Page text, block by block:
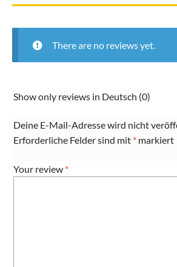
There are no reviews yet.
Show only reviews in Deutsch (0)
Deine E-Mail-Adresse wird nicht
Erforderliche Felder sind mit * markiert
Your review *